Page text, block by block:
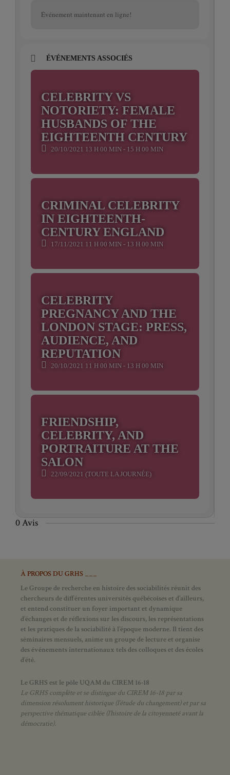
Événement maintenant en ligne!
ÉVÉNEMENTS ASSOCIÉS
CELEBRITY VS
NOTORIETY: FEMALE
HUSBANDS OF THE
EIGHTEENTH CENTURY
20/10/2021 13 H 00 MIN - 15 H 00 MIN
CRIMINAL CELEBRITY
IN EIGHTEENTH-
CENTURY ENGLAND
17/11/2021 11 H 00 MIN - 13 H 00 MIN
CELEBRITY
PREGNANCY AND THE
LONDON STAGE: PRESS,
AUDIENCE, AND
REPUTATION
20/10/2021 11 H 00 MIN - 13 H 00 MIN
FRIENDSHIP,
CELEBRITY, AND
PORTRAITURE AT THE
SALON
22/09/2021 (TOUTE LA JOURNÉE)
0 Avis
À PROPOS DU GRHS ___
Le Groupe de recherche en histoire des sociabilités réunit des
chercheurs de différentes universités québécoises et d’ailleurs,
et entend constituer un foyer important et dynamique
d’échanges et de réflexions sur les discours, les représentations
et les pratiques de la sociabilité à l’époque moderne. Il tient des
séminaires mensuels, anime un groupe de lecture et organise
des événements internationaux tels des colloques et des écoles
d’été.
Le GRHS est le pôle UQAM du CIREM 16-18
Le GRHS complète et se distingue du CIREM 16-18 par sa
dimension résolument historique (l’étude du changement) et par sa
perspective thématique ciblée (l’histoire de la citoyenneté avant la
démocratie).